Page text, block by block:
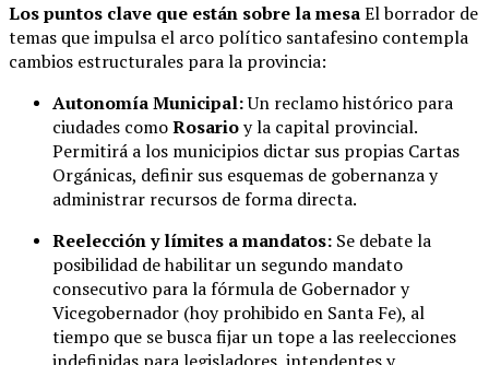
Los puntos clave que están sobre la mesaEl borrador de
temas que impulsa el arco político santafesino contempla
cambios estructurales para la provincia:
Autonomía Municipal:Un reclamo histórico para
ciudades comoRosarioy la capital provincial.
Permitirá a los municipios dictar sus propias Cartas
Orgánicas, definir sus esquemas de gobernanza y
administrar recursos de forma directa.
Reelección y límites a mandatos: Se debate la
posibilidad de habilitar un segundo mandato
consecutivo para la fórmula de Gobernador y
Vicegobernador (hoy prohibido en Santa Fe), al
tiempo que se busca fijar un tope a las reelecciones